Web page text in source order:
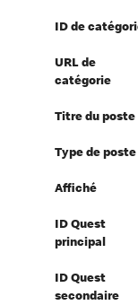
ID de
URL de
catégorie
Titre du poste
Type de poste
Affiché
ID Quest
principal
ID Quest
secondaire